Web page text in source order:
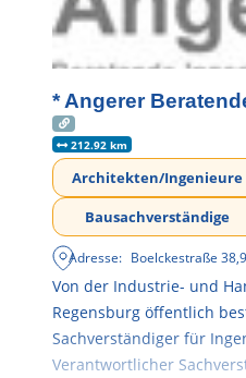
* Angerer
212.92 km
Architekten/Ingenieure
Bausachverständige
Adresse: Boelckestraße 38,
Von der Industrie- und
Regensburg öffentlich
Sachverständiger für
Verantwortlicher